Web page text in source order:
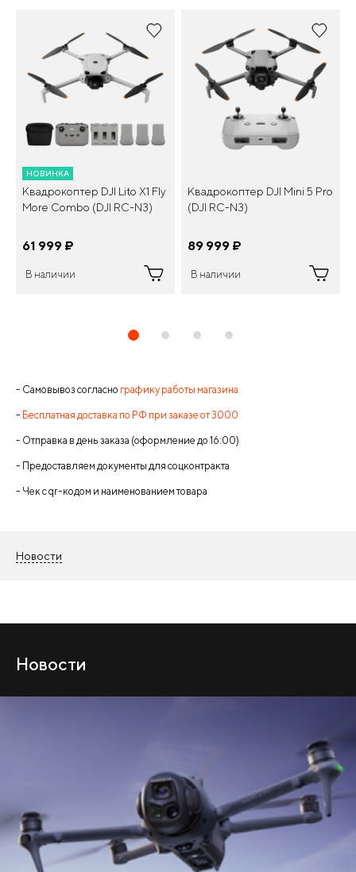
НОВИНКА
Квадрокоптер DJI Lito X1 Fly
More Combo (DJI RC-N3)
61 999 ¤
В наличии
Квадрокоптер DJI Mini 5 Pro
(DJI RC-N3)
89 999 ¤
В наличии
- Самовывоз согласно графику работы магазина
- Бесплатная доставка по РФ при заказе от 3000
- Отправка в день заказа (оформление до 16:00)
- Предоставляем документы для соцконтракта
- Чек с qr-кодом и наименованием товара
Новости
Новости